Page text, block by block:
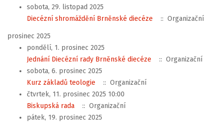
sobota, 29. listopad 2025
Diecézní shromáždění Brněnské diecéze
:: Organizační
prosinec 2025
pondělí, 1. prosinec 2025
Jednání Diecézní rady Brněnské diecéze
:: Organizační
sobota, 6. prosinec 2025
Kurz základů teologie
:: Organizační
čtvrtek, 11. prosinec 2025 10:00
Biskupská rada
:: Organizační
pátek, 19. prosinec 2025